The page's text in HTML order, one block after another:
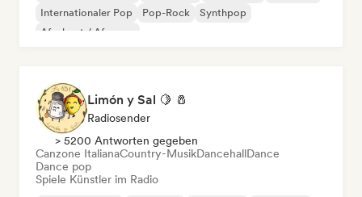
Internationaler Pop
Pop-Rock
Synthpop
Afrobeat / Afropop
Limón y Sal 🍋 🧂
Radiosender
> 5200 Antworten gegeben
Canzone ItalianaCountry-MusikDancehallDance
Dance pop
Spiele Künstler im Radio